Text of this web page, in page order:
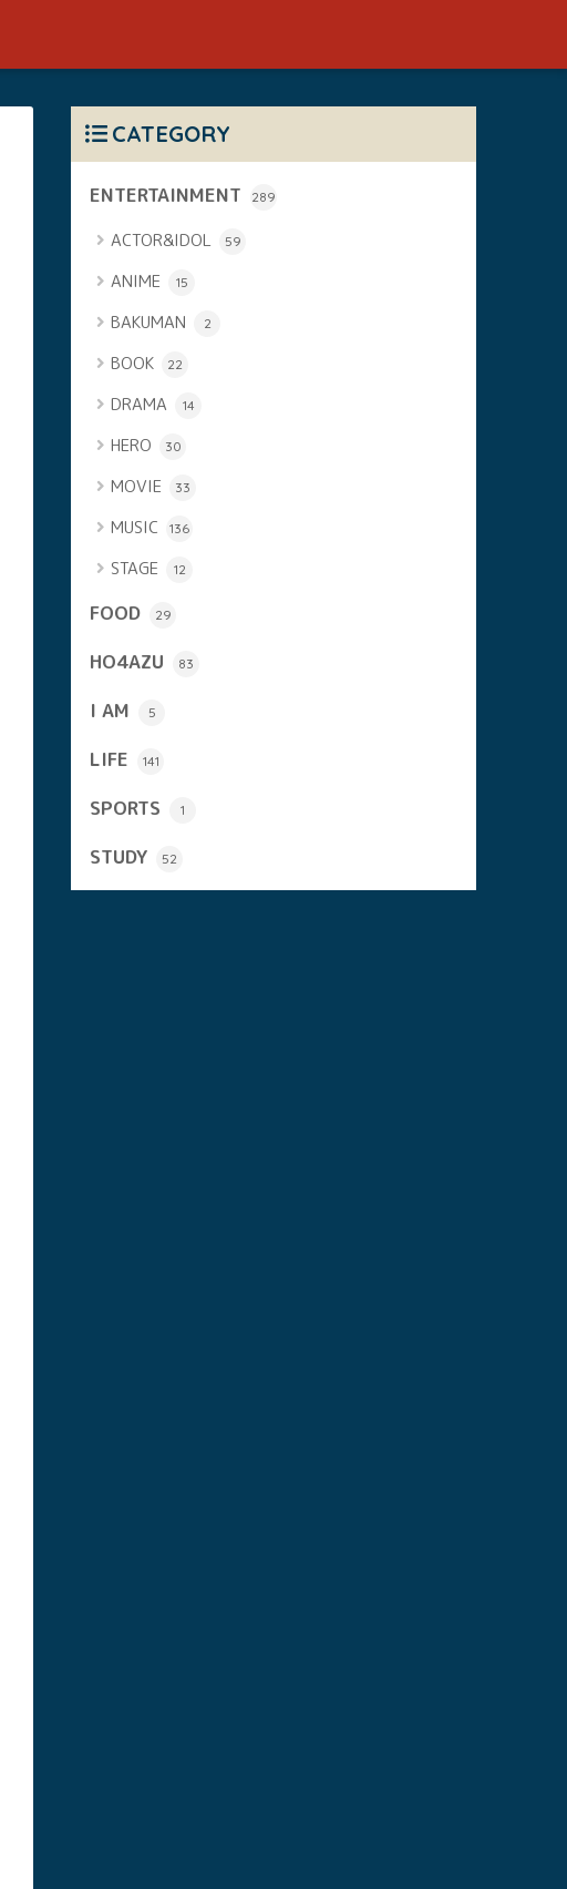
CATEGORY
ENTERTAINMENT 289
ACTOR&IDOL 59
ANIME 15
BAKUMAN 2
BOOK 22
DRAMA 14
HERO 30
MOVIE 33
MUSIC 136
STAGE 12
FOOD 29
HO4AZU 83
I AM 5
LIFE 141
SPORTS 1
STUDY 52